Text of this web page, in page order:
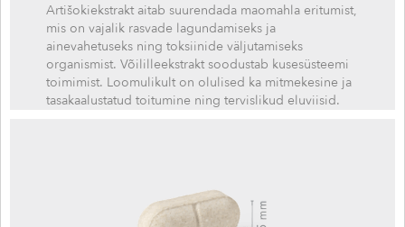
Artišokiekstrakt aitab suurendada maomahla eritumist,
mis on vajalik rasvade lagundamiseks ja
ainevahetuseks ning toksiinide väljutamiseks
organismist. Võililleekstrakt soodustab kusesüsteemi
toimimist. Loomulikult on olulised ka mitmekesine ja
tasakaalustatud toitumine ning tervislikud eluviisid.